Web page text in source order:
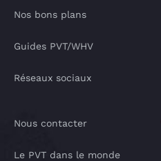
Nos bons plans
Guides PVT/WHV
Réseaux sociaux
Nous contacter
Le PVT dans le monde